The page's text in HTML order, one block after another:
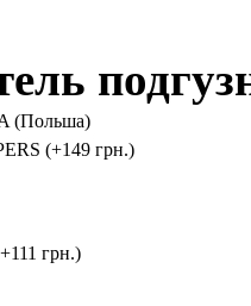
(Польша)
(+149 грн.)
грн.)